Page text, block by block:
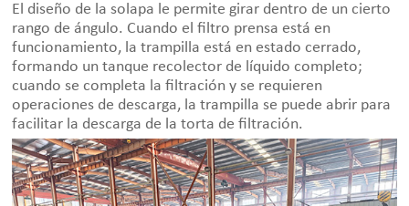
El diseño de la solapa le permite girar dentro de un cierto
rango de ángulo. Cuando el filtro prensa está en
funcionamiento, la trampilla está en estado cerrado,
formando un tanque recolector de líquido completo;
cuando se completa la filtración y se requieren
operaciones de descarga, la trampilla se puede abrir para
facilitar la descarga de la torta de filtración.